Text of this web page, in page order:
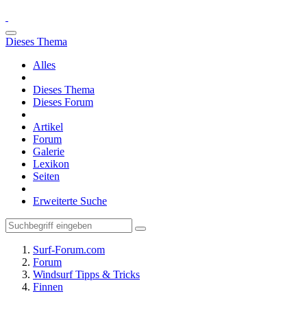
Dieses Thema
Alles
Dieses Thema
Dieses Forum
Artikel
Forum
Galerie
Lexikon
Seiten
Erweiterte Suche
Surf-Forum.com
Forum
Windsurf Tipps & Tricks
Finnen